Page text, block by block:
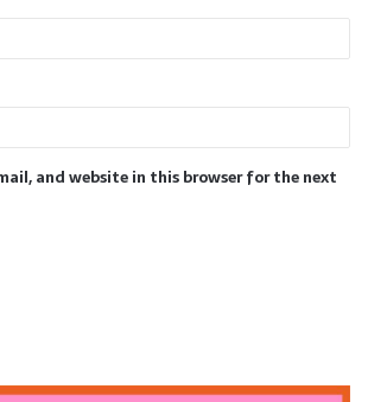
and website in this browser for the next